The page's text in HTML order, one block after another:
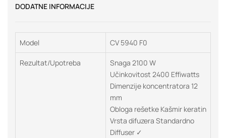
DODATNE INFORMACIJE
Model CV 5940 F0
Rezultat/Upotreba
Snaga 2100 W
Učinkovitost 2400 Effiwatts
Dimenzije koncentratora 12
mm
Obloga rešetke Kašmir keratin
Vrsta difuzera Standardno
Diffuser ✓